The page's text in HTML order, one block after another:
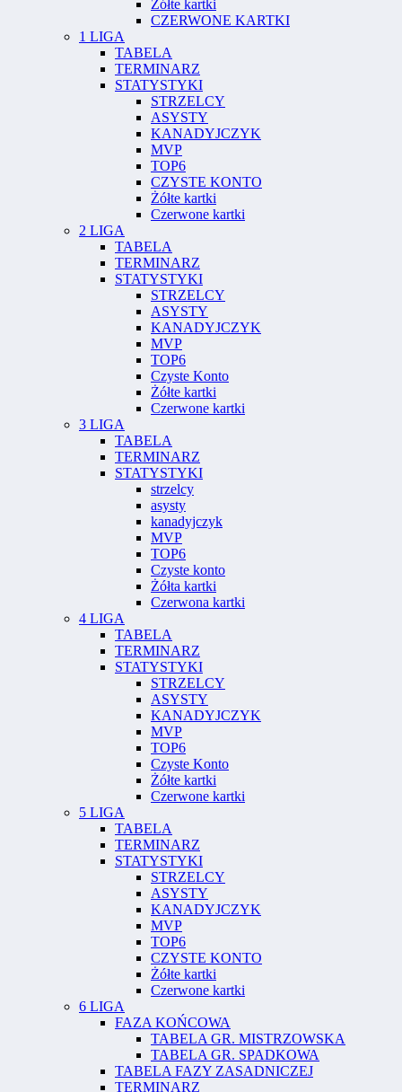
Żółte kartki
CZERWONE KARTKI
1 LIGA
TABELA
TERMINARZ
STATYSTYKI
STRZELCY
ASYSTY
KANADYJCZYK
MVP
TOP6
CZYSTE KONTO
Żółte kartki
Czerwone kartki
2 LIGA
TABELA
TERMINARZ
STATYSTYKI
STRZELCY
ASYSTY
KANADYJCZYK
MVP
TOP6
Czyste Konto
Żółte kartki
Czerwone kartki
3 LIGA
TABELA
TERMINARZ
STATYSTYKI
strzelcy
asysty
kanadyjczyk
MVP
TOP6
Czyste konto
Żółta kartki
Czerwona kartki
4 LIGA
TABELA
TERMINARZ
STATYSTYKI
STRZELCY
ASYSTY
KANADYJCZYK
MVP
TOP6
Czyste Konto
Żółte kartki
Czerwone kartki
5 LIGA
TABELA
TERMINARZ
STATYSTYKI
STRZELCY
ASYSTY
KANADYJCZYK
MVP
TOP6
CZYSTE KONTO
Żółte kartki
Czerwone kartki
6 LIGA
FAZA KOŃCOWA
TABELA GR. MISTRZOWSKA
TABELA GR. SPADKOWA
TABELA FAZY ZASADNICZEJ
TERMINARZ